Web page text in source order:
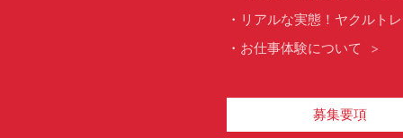
リアルな実態！ヤクルト
お仕事体験について
募集要項